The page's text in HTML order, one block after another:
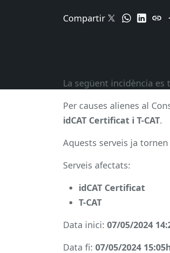
Compartir
La següent incidència
Per causes alienes al
idCAT Certificat i T-CAT.
Aquests serveis ja
Serveis afectats:
idCAT Certificat
T-CAT
Data inici: 07/05/2024
Data fi: 07/05/2024